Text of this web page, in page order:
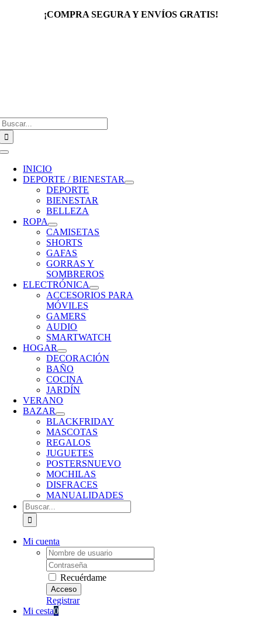
¡COMPRA SEGURA Y ENVÍOS GRATIS!
Toggle
Navigation
INICIO
DEPORTE / BIENESTAR
DEPORTE
BIENESTAR
BELLEZA
ROPA
CAMISETAS
SHORTS
GAFAS
GORRAS Y
SOMBREROS
ELECTRÓNICA
ACCESORIOS PARA
MÓVILES
GAMERS
AUDIO
SMARTWATCH
HOGAR
DECORACIÓN
BAÑO
COCINA
JARDÍN
VERANO
BAZAR
BLACKFRIDAY
MASCOTAS
REGALOS
JUGUETES
POSTERSNUEVO
MOCHILAS
DISFRACES
MANUALIDADES
Buscar:
Mi cuenta
Username:
Password:
Recuérdame
Registrar
Mi cesta0